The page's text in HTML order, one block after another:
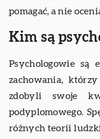
pomagać, a nie
Kim są
Psychologowie są
zachowania,
zdobyli swoje
podyplomowego.
różnych teorii